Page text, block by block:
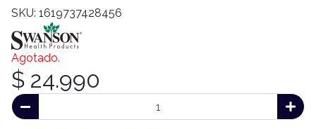
SKU: 1619737428456
Agotado.
$ 24.990